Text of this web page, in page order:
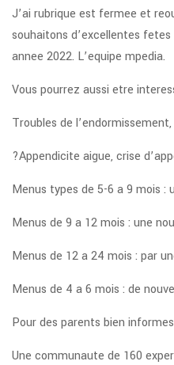
J’ai rubrique est fermee et
souhaitons d’excellentes
annee 2022. L’equipe mpedia.
Vous pourrez aussi etre
Troubles de
?Appendicite aigue, crise
Menus types de 5-6 a 9 mois :
Menus de 9 a 12 mois : une
Menus de 12 a 24 mois : par
Menus de 4 a 6 mois : de
Pour des parents bien
Une communaute de 160